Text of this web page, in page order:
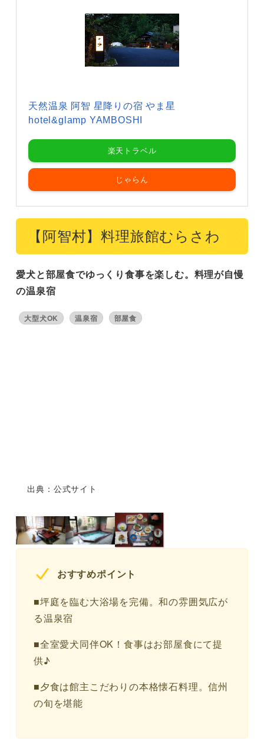
天然温泉 阿智 星降りの宿 やま星
hotel&glamp YAMBOSHI
楽天トラベル
じゃらん
【阿智村】料理旅館むらさわ
愛犬と部屋食でゆっくり食事を楽しむ。料理が自慢
の温泉宿
大型犬OK 温泉宿 部屋食
出典：公式サイト
おすすめポイント
■坪庭を臨む大浴場を完備。和の雰囲気広が
る温泉宿
■全室愛犬同伴OK！食事はお部屋食にて提
供♪
■夕食は館主こだわりの本格懐石料理。信州
の旬を堪能